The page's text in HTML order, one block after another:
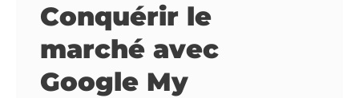
Conquérir le
marché avec
Google My